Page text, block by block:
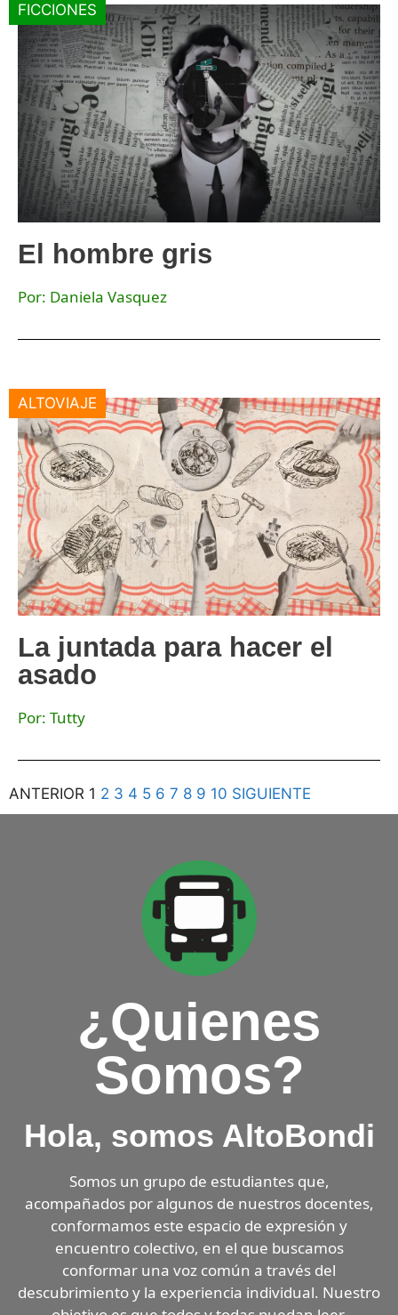
FICCIONES
El hombre gris
Por: Daniela Vasquez
ALTOVIAJE
La juntada para hacer el
asado
Por: Tutty
ANTERIOR 1 2 3 4 5 6 7 8 9 10 SIGUIENTE
¿Quienes
Somos?
Hola, somos AltoBondi
Somos un grupo de estudiantes que,
acompañados por algunos de nuestros docentes,
conformamos este espacio de expresión y
encuentro colectivo, en el que buscamos
conformar una voz común a través del
descubrimiento y la experiencia individual. Nuestro